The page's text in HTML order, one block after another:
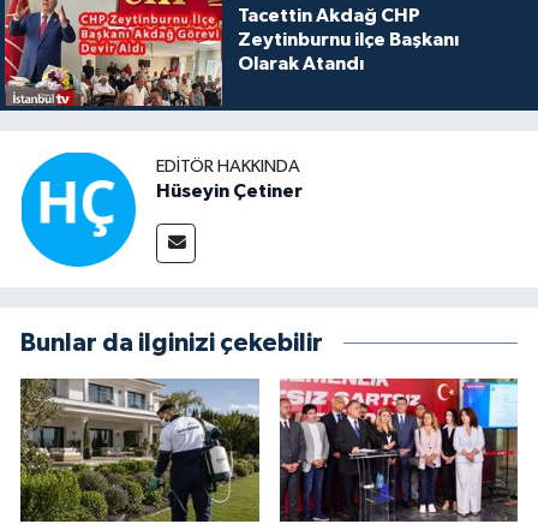
Tacettin Akdağ CHP
Zeytinburnu ilçe Başkanı
Olarak Atandı
EDITÖR HAKKINDA
Hüseyin Çetiner
Bunlar da ilginizi çekebilir